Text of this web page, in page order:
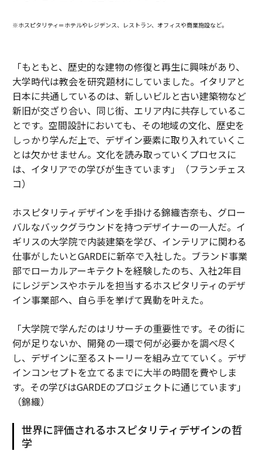
※ホスピタリティ＝ホテルやレジデンス、レストラン、オフィスや商業施設など。
「もともと、歴史的な建物の修復と再生に興味があり、
大学時代は教会を研究題材にしていました。イタリアと
日本に共通しているのは、新しいビルと古い建築物など
新旧が交ざり合い、同じ街、エリア内に共存しているこ
とです。空間設計においても、その地域の文化、歴史を
しっかり学んだ上で、デザイン要素に取り入れていくこ
とは欠かせません。文化を読み取っていくプロセスに
は、イタリアでの学びが生きています」（フランチェス
コ）
ホスピタリティデザインを手掛ける錦織杏奈も、グロー
バルなバックグラウンドを持つデザイナーの一人だ。イ
ギリスの大学院で内装建築を学び、インテリアに関わる
仕事がしたいとGARDEに新卒で入社した。ブランド事業
部でローカルアーキテクトを経験したのち、入社2年目
にレジデンスやホテルを担当するホスピタリティのデザ
イン事業部へ、自ら手を挙げて異動を叶えた。
「大学院で学んだのはリサーチの重要性です。その街に
何が足りないか、開発の一環で何が必要かを調べ尽く
し、デザインに至るストーリーを組み立てていく。デザ
インコンセプトを立てるまでに大半の時間を費やしま
す。その学びはGARDEのプロジェクトに通じています」
（錦織）
世界に評価されるホスピタリティデザインの哲
学